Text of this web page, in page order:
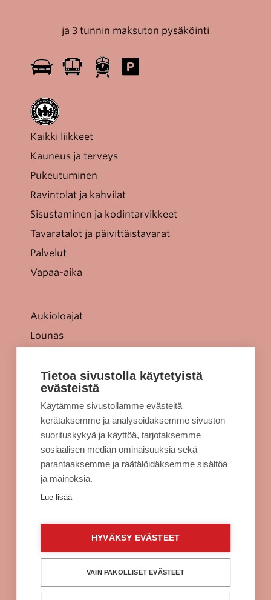
ja 3 tunnin maksuton pysäköinti
Kaikki liikkeet
Kauneus ja terveys
Pukeutuminen
Ravintolat ja kahvilat
Sisustaminen ja kodintarvikkeet
Tavaratalot ja päivittäistavarat
Palvelut
Vapaa-aika
Aukioloajat
Lounas
Jellonaparkki lapsille
Kulkuyhteydet
Rekisteriseloste
Evästeet
Sellon intra
Alko Espoo
Citymarket Espoo
Clas Ohlson Espoo
Fuku Supreme Espoo
H&M Espoo
Tietoa sivustolla käytetyistä
evästeistä
Käytämme sivustollamme evästeitä
kerätäksemme ja analysoidaksemme sivuston
suorituskykyä ja käyttöä, tarjotaksemme
sosiaalisen median ominaisuuksia sekä
parantaaksemme ja räätälöidäksemme sisältöä
ja mainoksia.
Lue lisää
HYVÄKSY EVÄSTEET
VAIN PAKOLLISET EVÄSTEET